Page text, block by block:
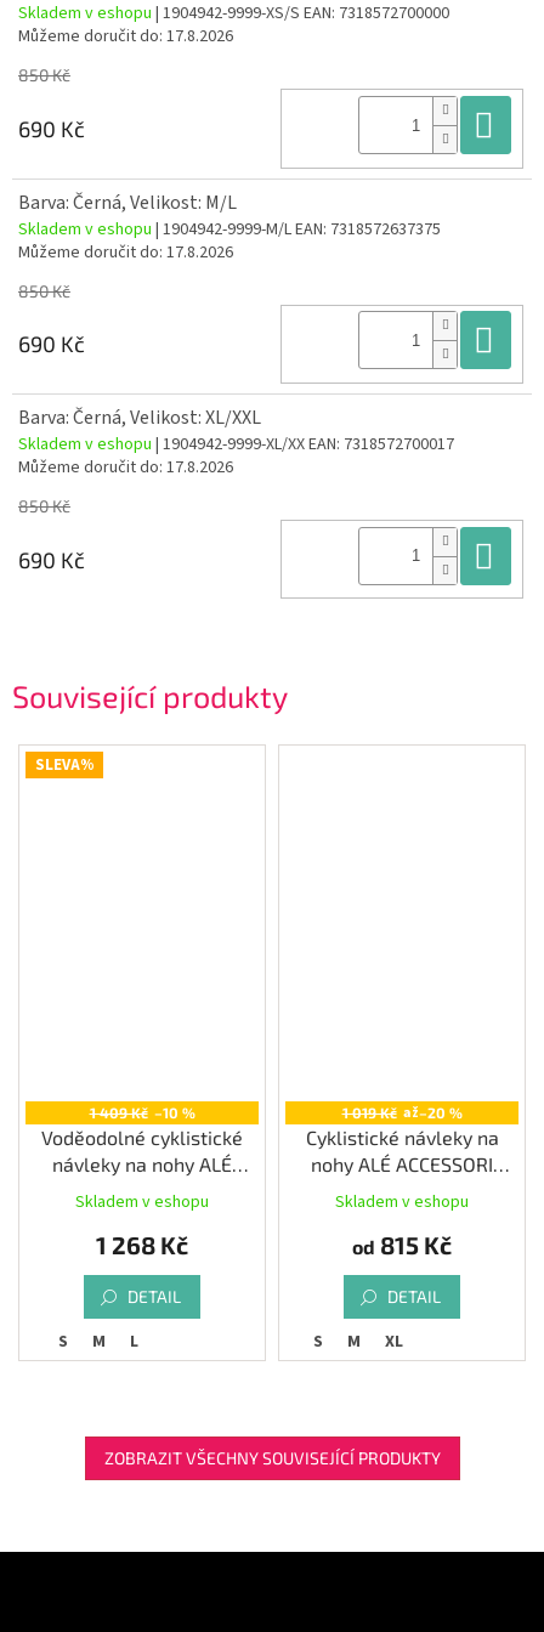
Související produkty
SLEVA%
1 409 Kč –10 %
Voděodolné cyklistické
návleky na nohy ALÉ
KLIMATIK WINTER K-ATMO
Skladem v eshopu
1 268 Kč
DETAIL
S M L
1 019 Kč až–20 %
Cyklistické návleky na
nohy ALÉ ACCESSORI
TERMICO
Skladem v eshopu
od 815 Kč
DETAIL
S M XL
ZOBRAZIT VŠECHNY SOUVISEJÍCÍ PRODUKTY
Skladem v eshopu | 1904942-9999-XS/S EAN: 7318572700000
Můžeme doručit do: 17.8.2026
850 Kč
690 Kč
Barva: Černá, Velikost: M/L
Skladem v eshopu | 1904942-9999-M/LEAN: 7318572637375
Můžeme doručit do: 17.8.2026
850 Kč
690 Kč
Barva: Černá, Velikost: XL/XXL
Skladem v eshopu | 1904942-9999-XL/XXEAN: 7318572700017
Můžeme doručit do: 17.8.2026
850 Kč
690 Kč